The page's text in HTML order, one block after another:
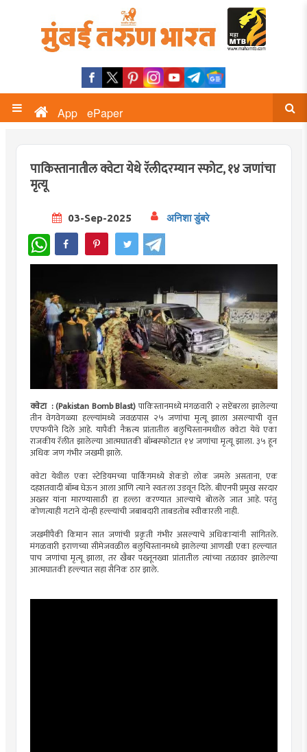
App ePaper
पाकिस्तानातील क्वेटा येथे रॅलीदरम्यान स्फोट, १४ जणांचा
मृत्यू
03-Sep-2025 अनिशा डुंबरे
WhatsApp
क्वेटा : (Pakistan Bomb Blast)पाकिस्तानमध्ये मंगळवारी २ सप्टेंबरला झालेल्या
तीन वेगवेगळ्या हल्ल्यांमध्ये जवळपास २५ जणांचा मृत्यू झाला असल्याची वृत्त
एएफपीने दिले आहे. यापैकी नैऋत्य प्रांतातील बलुचिस्तानमधील क्वेटा येथे एका
राजकीय रॅलीत झालेल्या आत्मघातकी बॉम्बस्फोटात १४ जणांचा मृत्यू झाला. ३५ हून
अधिक जण गंभीर जखमी झाले.
क्वेटा येथील एका स्टेडियमच्या पार्किंगमध्ये शेकडो लोक जमले असताना, एक
दहशतवादी बॉम्ब घेऊन आला आणि त्याने स्वतःला उडवून दिले. बीएनपी प्रमुख सरदार
अख्तर यांना मारण्यासाठी हा हल्ला करण्यात आल्याचे बोलले जात आहे. परंतु
कोणत्याही गटाने दोन्ही हल्ल्यांची जबाबदारी ताबडतोब स्वीकारली नाही.
जखमींपैकी किमान सात जणांची प्रकृती गंभीर असल्याचे अधिकाऱ्यांनी सांगितले.
मंगळवारी इराणच्या सीमेजवळील बलुचिस्तानमध्ये झालेल्या आणखी एका हल्ल्यात
पाच जणांचा मृत्यू झाला, तर खैबर पख्तूनख्वा प्रांतातील त्यांच्या तळावर झालेल्या
आत्मघातकी हल्ल्यात सहा सैनिक ठार झाले.